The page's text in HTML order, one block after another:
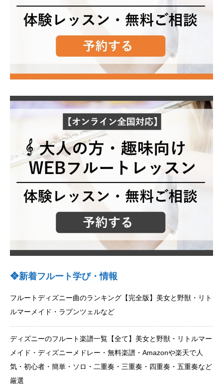
❖新着フルート学び・情報
フルートディズニー曲のランキング【完全版】美女と野獣・リト
ルマーメイド・ラプンツェルなど
ディズニーのフルート楽譜一覧【全て】美女と野獣・リトルマー
メイド・ディズニーメドレー・無料楽譜・Amazonや楽天で人
気・初心者・簡単・ソロ・二重奏・三重奏・四重奏・五重奏など
厳選